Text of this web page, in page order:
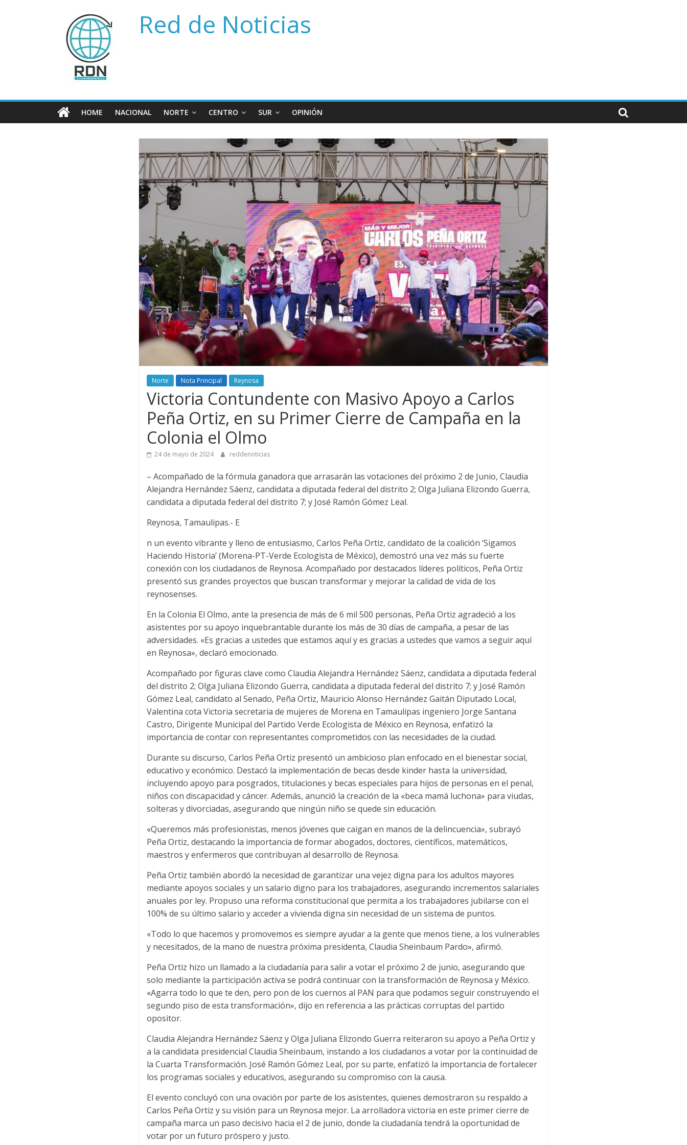
Red de Noticias
HOME NACIONAL NORTE CENTRO SUR OPINIÓN
Norte Nota Principal Reynosa
Victoria Contundente con Masivo Apoyo a Carlos
Peña Ortiz, en su Primer Cierre de Campaña en la
Colonia el Olmo
24 de mayo de 2024 reddenoticias
– Acompañado de la fórmula ganadora que arrasarán las votaciones del próximo 2 de Junio, Claudia
Alejandra Hernández Sáenz, candidata a diputada federal del distrito 2; Olga Juliana Elizondo Guerra,
candidata a diputada federal del distrito 7; y José Ramón Gómez Leal.
Reynosa, Tamaulipas.- E
n un evento vibrante y lleno de entusiasmo, Carlos Peña Ortiz, candidato de la coalición ‘Sigamos
Haciendo Historia’ (Morena-PT-Verde Ecologista de México), demostró una vez más su fuerte
conexión con los ciudadanos de Reynosa. Acompañado por destacados líderes políticos, Peña Ortiz
presentó sus grandes proyectos que buscan transformar y mejorar la calidad de vida de los
reynosenses.
En la Colonia El Olmo, ante la presencia de más de 6 mil 500 personas, Peña Ortiz agradeció a los
asistentes por su apoyo inquebrantable durante los más de 30 días de campaña, a pesar de las
adversidades. «Es gracias a ustedes que estamos aquí y es gracias a ustedes que vamos a seguir aquí
en Reynosa», declaró emocionado.
Acompañado por figuras clave como Claudia Alejandra Hernández Sáenz, candidata a diputada federal
del distrito 2; Olga Juliana Elizondo Guerra, candidata a diputada federal del distrito 7; y José Ramón
Gómez Leal, candidato al Senado, Peña Ortiz, Mauricio Alonso Hernández Gaitán Diputado Local,
Valentina cota Victoria secretaria de mujeres de Morena en Tamaulipas ingeniero Jorge Santana
Castro, Dirigente Municipal del Partido Verde Ecologista de México en Reynosa, enfatizó la
importancia de contar con representantes comprometidos con las necesidades de la ciudad.
Durante su discurso, Carlos Peña Ortiz presentó un ambicioso plan enfocado en el bienestar social,
educativo y económico. Destacó la implementación de becas desde kinder hasta la universidad,
incluyendo apoyo para posgrados, titulaciones y becas especiales para hijos de personas en el penal,
niños con discapacidad y cáncer. Además, anunció la creación de la «beca mamá luchona» para viudas,
solteras y divorciadas, asegurando que ningún niño se quede sin educación.
«Queremos más profesionistas, menos jóvenes que caigan en manos de la delincuencia», subrayó
Peña Ortiz, destacando la importancia de formar abogados, doctores, científicos, matemáticos,
maestros y enfermeros que contribuyan al desarrollo de Reynosa.
Peña Ortiz también abordó la necesidad de garantizar una vejez digna para los adultos mayores
mediante apoyos sociales y un salario digno para los trabajadores, asegurando incrementos salariales
anuales por ley. Propuso una reforma constitucional que permita a los trabajadores jubilarse con el
100% de su último salario y acceder a vivienda digna sin necesidad de un sistema de puntos.
«Todo lo que hacemos y promovemos es siempre ayudar a la gente que menos tiene, a los vulnerables
y necesitados, de la mano de nuestra próxima presidenta, Claudia Sheinbaum Pardo», afirmó.
Peña Ortiz hizo un llamado a la ciudadanía para salir a votar el próximo 2 de junio, asegurando que
solo mediante la participación activa se podrá continuar con la transformación de Reynosa y México.
«Agarra todo lo que te den, pero pon de los cuernos al PAN para que podamos seguir construyendo el
segundo piso de esta transformación», dijo en referencia a las prácticas corruptas del partido
opositor.
Claudia Alejandra Hernández Sáenz y Olga Juliana Elizondo Guerra reiteraron su apoyo a Peña Ortiz y
a la candidata presidencial Claudia Sheinbaum, instando a los ciudadanos a votar por la continuidad de
la Cuarta Transformación. José Ramón Gómez Leal, por su parte, enfatizó la importancia de fortalecer
los programas sociales y educativos, asegurando su compromiso con la causa.
El evento concluyó con una ovación por parte de los asistentes, quienes demostraron su respaldo a
Carlos Peña Ortiz y su visión para un Reynosa mejor. La arrolladora victoria en este primer cierre de
campaña marca un paso decisivo hacia el 2 de junio, donde la ciudadanía tendrá la oportunidad de
votar por un futuro próspero y justo.